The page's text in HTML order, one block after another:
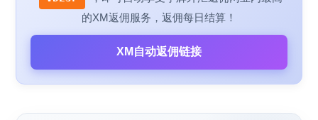
的XM返佣服务，返佣每日结算！
XM自动返佣链接